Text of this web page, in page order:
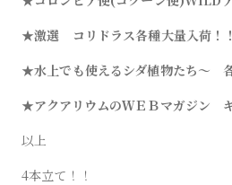
★激選 コリドラス各種大量入荷！！
★水上でも使えるシダ植物たち～
★アクアリウムのＷＥＢマガジン
以上
4本立て！！